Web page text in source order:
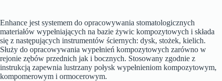
Enhance jest systemem do opracowywania stomatologicznych
materiałów wypełniających na bazie żywic kompozytowych i składa
się z następujących instrumentów ściernych: dysk, stożek, kielich.
Służy do opracowywania wypełnień kompozytowych zarówno w
rejonie zębów przednich jak i bocznych. Stosowany zgodnie z
instrukcją zapewnia lustrzany połysk wypełnieniom kompozytowym,
kompomerowym i ormocerowym.